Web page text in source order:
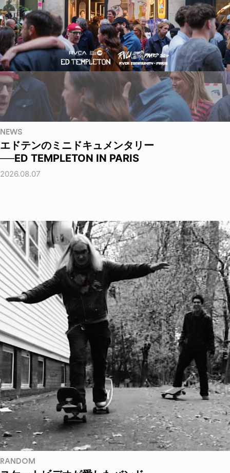
NEWS
エドテンのミニドキュメンタリー
──ED TEMPLETON IN PARIS
2026.08.07
RANDOM